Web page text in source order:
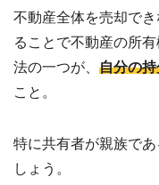
不動産全体を売却で
ることで不動産の所
法の一つが、 自分の
こと。
特に共有者が親族で
しょう。